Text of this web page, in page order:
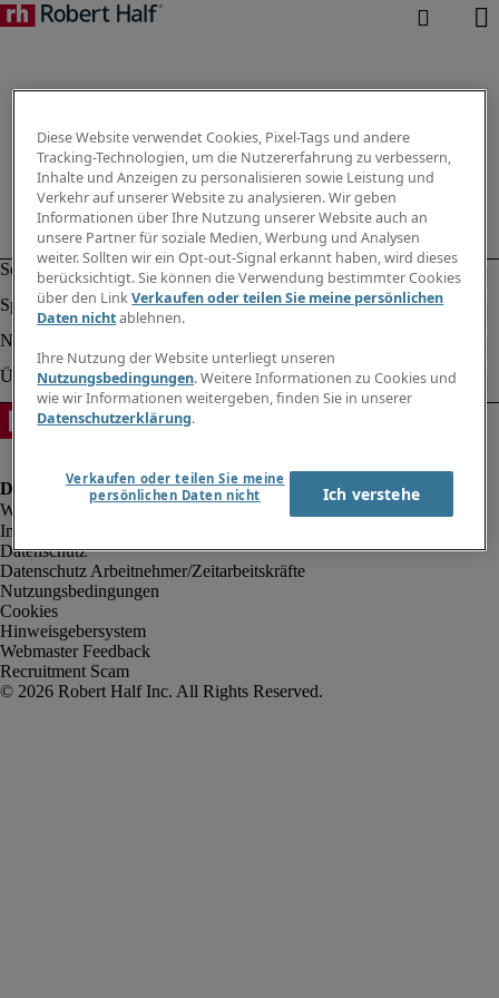
Impressum
Datenschutz
Datenschutz Arbeitnehmer/Zeitarbeitskräfte
Nutzungsbedingungen
Cookies
Hinweisgebersystem
Webmaster Feedback
Recruitment Scam
Diese Website verwendet Cookies, Pixel-Tags und andere
Tracking-Technologien, um die Nutzererfahrung zu verbessern,
Inhalte und Anzeigen zu personalisieren sowie Leistung und
Verkehr auf unserer Website zu analysieren. Wir geben
Informationen über Ihre Nutzung unserer Website auch an
unsere Partner für soziale Medien, Werbung und Analysen
weiter. Sollten wir ein Opt-out-Signal erkannt haben, wird dieses
berücksichtigt. Sie können die Verwendung bestimmter Cookies
über den LinkVerkaufen oder teilen Sie meine persönlichen
Daten nichtablehnen.
Ihre Nutzung der Website unterliegt unseren
Nutzungsbedingungen. Weitere Informationen zu Cookies und
wie wir Informationen weitergeben, finden Sie in unserer
Datenschutzerklärung.
Verkaufen oder teilen Sie meine
persönlichen Daten nicht
Ich verstehe